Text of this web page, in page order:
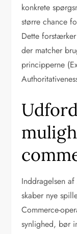
konkrete
større chance
Dette
der matcher
principperne
Inddragelsen
skaber nye
Commerce-
synlighed, bør